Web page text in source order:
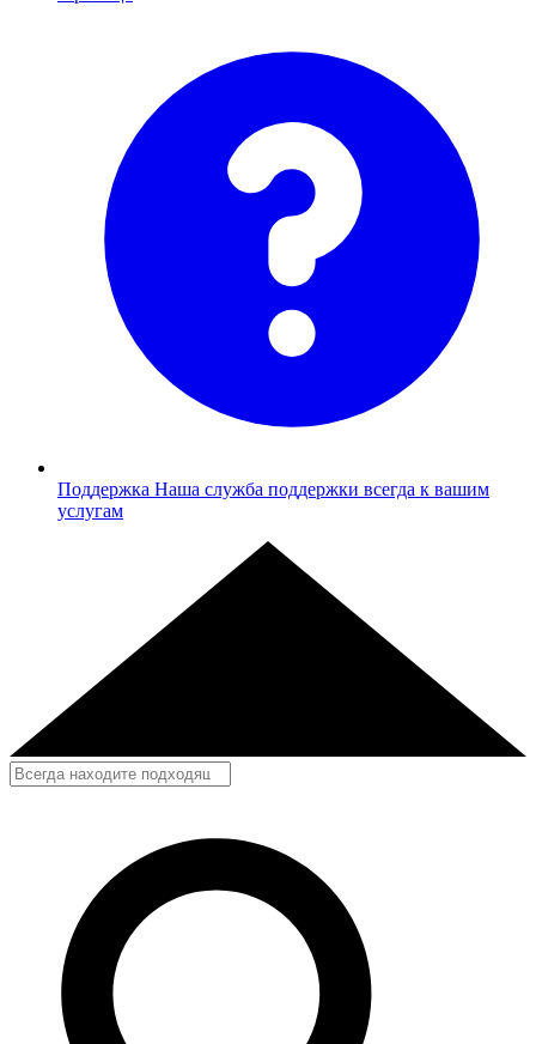
Поддержка Наша служба поддержки всегда к вашим
услугам